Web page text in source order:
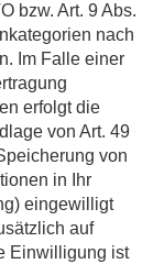
bzw. Art. 9 Abs.
nach
Im Falle einer
erfolgt die
von Art. 49
von
in Ihr
eingewilligt
auf
Einwilligung ist